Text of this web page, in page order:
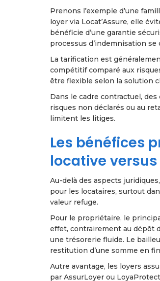
Prenons l’exemple d’une
loyer via Locat’Assure, elle
bénéficie d’une garantie
processus d’indemnisation
La tarification est
compétitif comparé aux
être flexible selon la solution
Dans le cadre contractuel,
risques non déclarés ou au
limitent les litiges.
Les bénéfices
locative
Au-delà des aspects juridiques,
pour les locataires, surtout
valeur refuge.
Pour le propriétaire, le
effet, contrairement au dépôt
une trésorerie fluide. Le
restitution d’une somme en
Autre avantage, les loyers
par AssurLoyer ou